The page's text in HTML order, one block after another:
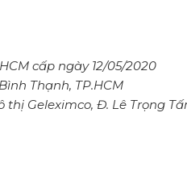
cấp ngày 12/05/2020
Thạnh, TP.HCM
thị Geleximco, Đ. Lê Trọng